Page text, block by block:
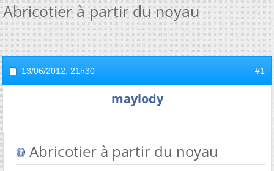
Abricotier à partir du noyau
13/06/2012, 21h30 #1
maylody
Abricotier à partir du noyau